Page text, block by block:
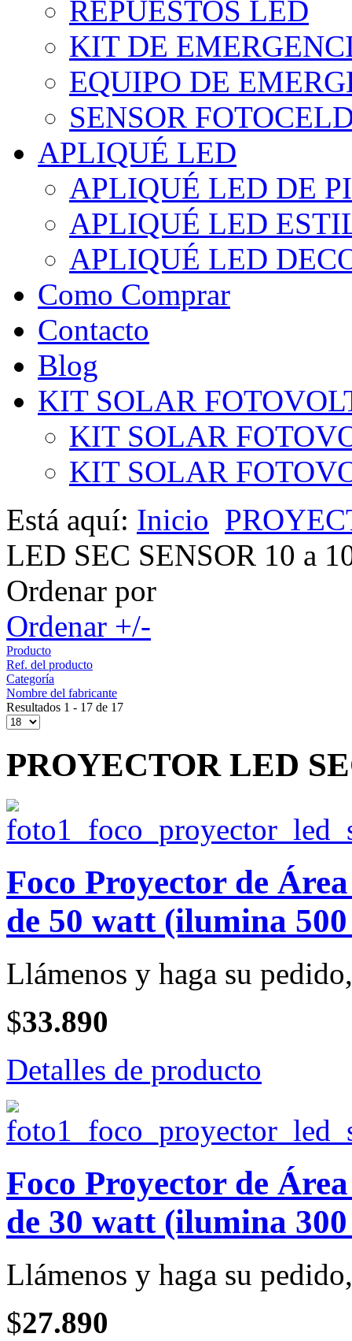
REPUESTOS LED
KIT DE
EQUIPO DE
SENSOR
APLIQUÉ LED
APLIQUÉ LED DE
APLIQUÉ LED
APLIQUÉ LED
Como Comprar
Contacto
Blog
KIT SOLAR
KIT SOLAR
KIT SOLAR
Está aquí: Inicio
LED SEC SENSOR 10 a
Ordenar por
Ordenar +/-
Producto
Ref. del producto
Categoría
Nombre del fabricante
Resultados 1 - 17 de 17
PROYECTOR LED
Foco Proyector de
de 50 watt (ilumina
Llámenos y haga su
$33.890
Detalles de producto
Foco Proyector de
de 30 watt (ilumina
Llámenos y haga su
$27.890